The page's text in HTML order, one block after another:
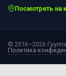
Посмотреть на
© 2016–2026
Политика